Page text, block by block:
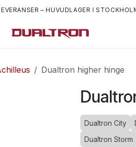
– HUVUDLAGER I
Dualtron higher hinge
Dualtron City
Dualtron Storm